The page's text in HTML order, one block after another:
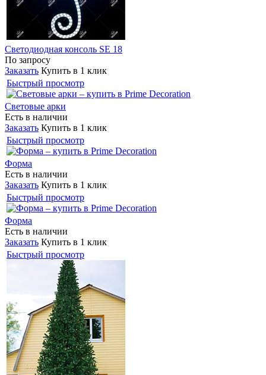
Светодиодная консоль SE 18
По запросу
Заказать Купить в 1 клик
Быстрый просмотр
Световые арки
Есть в наличии
Заказать Купить в 1 клик
Быстрый просмотр
Форма
Есть в наличии
Заказать Купить в 1 клик
Быстрый просмотр
Форма
Есть в наличии
Заказать Купить в 1 клик
Быстрый просмотр